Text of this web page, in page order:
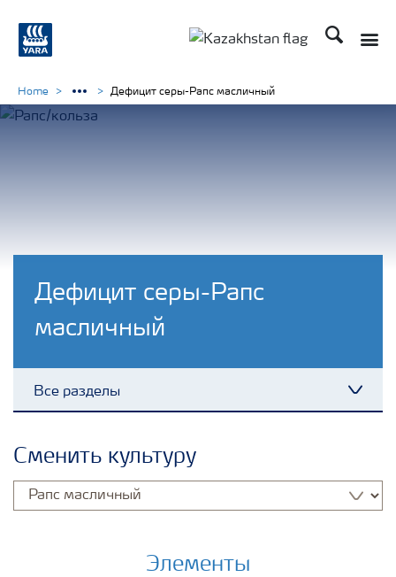
Поиск
Дефицит серы-Рапс
масличный
Все разделы
Культуры
Инструменты и сервисы
Home Дефицит серы-Рапс масличный
Сменить культуру
Элементы